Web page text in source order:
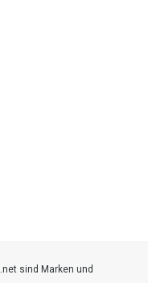
sind Marken und